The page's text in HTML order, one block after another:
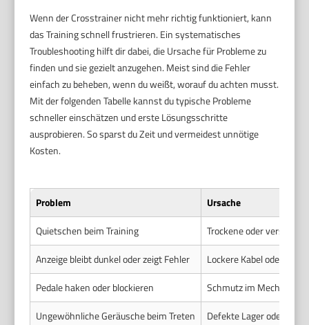
Wenn der Crosstrainer nicht mehr richtig funktioniert, kann
das Training schnell frustrieren. Ein systematisches
Troubleshooting hilft dir dabei, die Ursache für Probleme zu
finden und sie gezielt anzugehen. Meist sind die Fehler
einfach zu beheben, wenn du weißt, worauf du achten musst.
Mit der folgenden Tabelle kannst du typische Probleme
schneller einschätzen und erste Lösungsschritte
ausprobieren. So sparst du Zeit und vermeidest unnötige
Kosten.
Problem
Ursache
Quietschen beim Training
Trockene oder
Anzeige bleibt dunkel oder zeigt Fehler
Lockere Kabel oder
Pedale haken oder blockieren
Schmutz im
Ungewöhnliche Geräusche beim Treten
Defekte Lager oder